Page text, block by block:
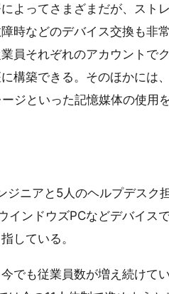
よってさまざまだが、スト
時などのデバイス交換も非
員それぞれのアカウントで
構築できる。そのほかには
ジといった記憶媒体の使用
ニアと5人のヘルプデスク
インドウズPCなどデバイス
している。
でも従業員数が増え続けて